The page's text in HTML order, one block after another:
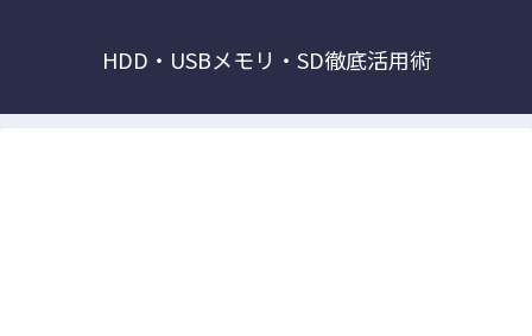
HDD・USBメモリ・SD徹底活用術